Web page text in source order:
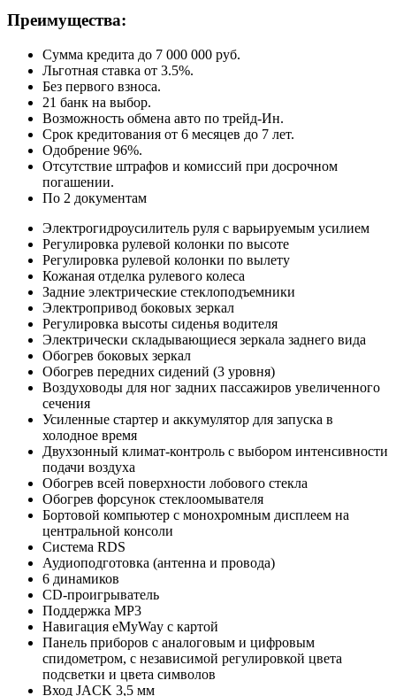
Преимущества:
Сумма кредита до 7 000 000 руб.
Льготная ставка от 3.5%.
Без первого взноса.
21 банк на выбор.
Возможность обмена авто по трейд-Ин.
Срок кредитования от 6 месяцев до 7 лет.
Одобрение 96%.
Отсутствие штрафов и комиссий при досрочном
погашении.
По 2 документам
Электрогидроусилитель руля с варьируемым усилием
Регулировка рулевой колонки по высоте
Регулировка рулевой колонки по вылету
Кожаная отделка рулевого колеса
Задние электрические стеклоподъемники
Электропривод боковых зеркал
Регулировка высоты сиденья водителя
Электрически cкладывающиеся зеркала заднего вида
Обогрев боковых зеркал
Обогрев передних сидений (3 уровня)
Воздуховоды для ног задних пассажиров увеличенного
сечения
Усиленные стартер и аккумулятор для запуска в
холодное время
Двухзонный климат-контроль с выбором интенсивности
подачи воздуха
Обогрев всей поверхности лобового стекла
Обогрев форсунок стеклоомывателя
Бортовой компьютер с монохромным дисплеем на
центральной консоли
Система RDS
Аудиоподготовка (антенна и провода)
6 динамиков
CD-проигрыватель
Поддержка MP3
Навигация eMyWay с картой
Панель приборов с аналоговым и цифровым
спидометром, с независимой регулировкой цвета
подсветки и цвета символов
Вход JACK 3,5 мм